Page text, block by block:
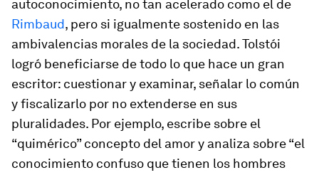
autoconocimiento, no tan acelerado como el de
Rimbaud, pero si igualmente sostenido en las
ambivalencias morales de la sociedad. Tolstói
logró beneficiarse de todo lo que hace un gran
escritor: cuestionar y examinar, señalar lo común
y fiscalizarlo por no extenderse en sus
pluralidades. Por ejemplo, escribe sobre el
“quimérico” concepto del amor y analiza sobre “el
conocimiento confuso que tienen los hombres